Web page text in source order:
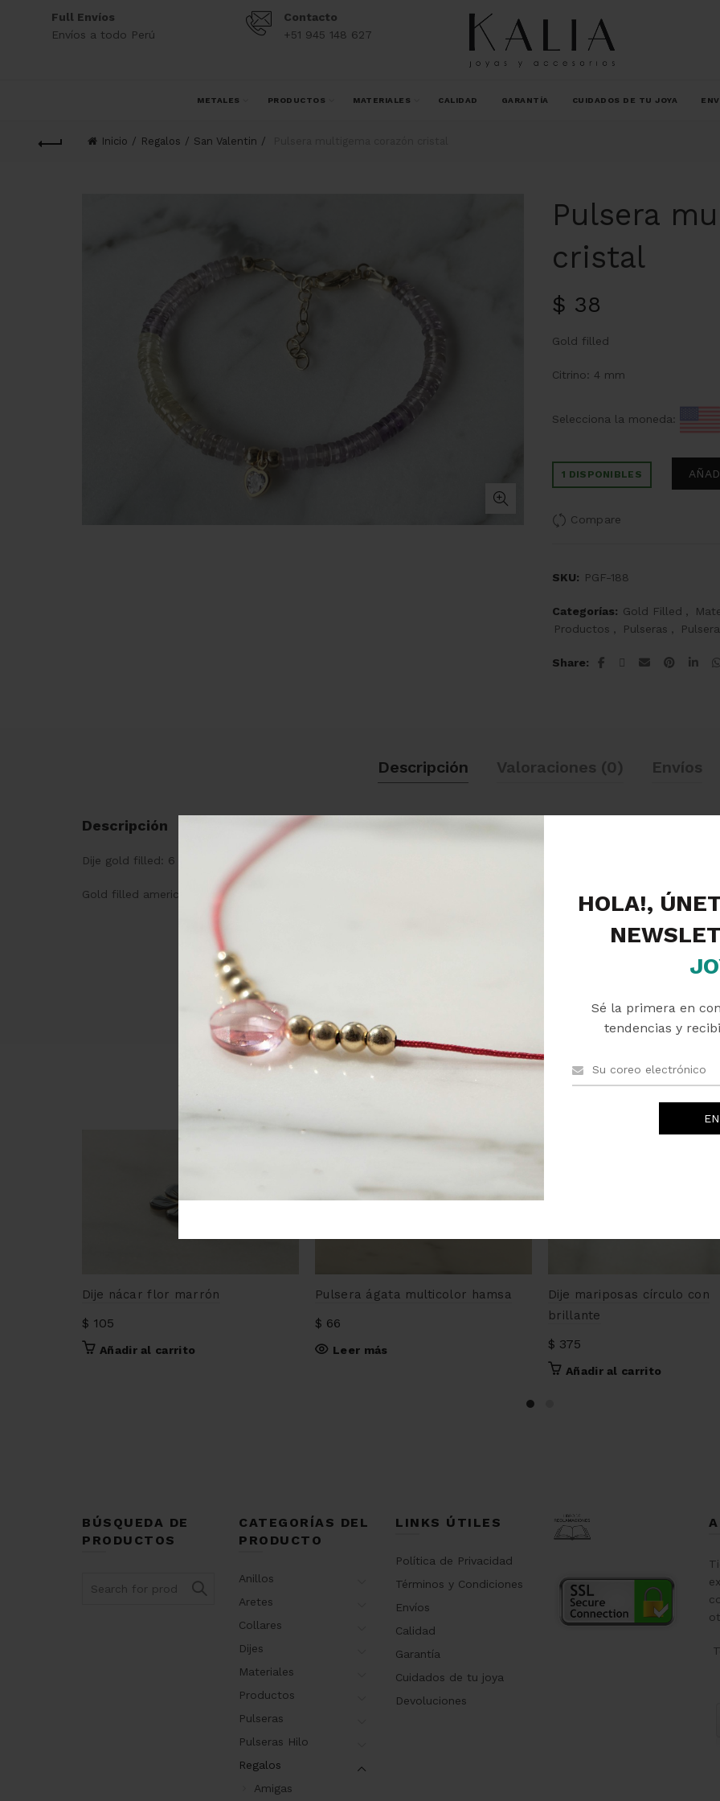
HOLA!,
Sé la primera en
tendencias y
Full Envíos
Envíos a todo Perú
Contacto
+51 945 148 627
METALES PRODUCTOS MATERIALES CALIDAD GARANTÍA CUIDADOS DE TU JOYA
Inicio Regalos San Valentin
Pulsera
cristal
$ 38
Gold filled
Citrino: 4 mm
Selecciona la moneda:
1 DISPONIBLES
Compare
SKU: PGF-188
Categorías: Gold Filled
Productos
Pulseras
Share
Descripción Valoraciones (0) Envíos
Descripción
Dije gold filled: 6 mm
Gold filled americano: Base metal (bronce) con capas de oro 14k o 18k, la pieza tiene un mínimo 5% de peso en
PRODUCTOS RELACIONADOS
Dije nácar flor marrón
$ 105
Añadir al carrito
Pulsera ágata multicolor hamsa
$ 66
Leer más
Dije mariposas círculo con
brillante
$ 375
Añadir al carrito
BÚSQUEDA DE
PRODUCTOS
CATEGORÍAS DEL
PRODUCTO
Anillos
Aretes
Collares
Dijes
Materiales
Productos
Pulseras
Pulseras Hilo
Regalos
Amigas
LINKS ÚTILES
Política de Privacidad
Términos y Condiciones
Envíos
Calidad
Garantía
Cuidados de tu joya
Devoluciones